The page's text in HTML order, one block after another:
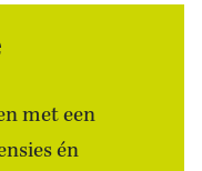
met een
én